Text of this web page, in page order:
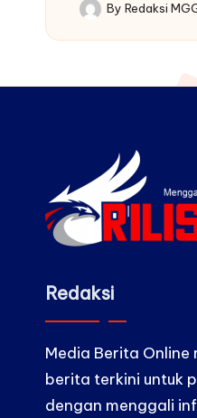
Posted
by
ByRedaksi
Redaksi
Media Berita
berita terkini untuk
dengan menggali